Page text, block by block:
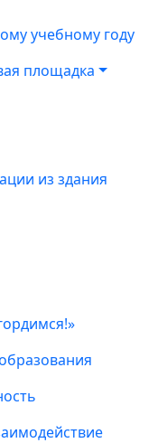
учебному году
площадка
из здания